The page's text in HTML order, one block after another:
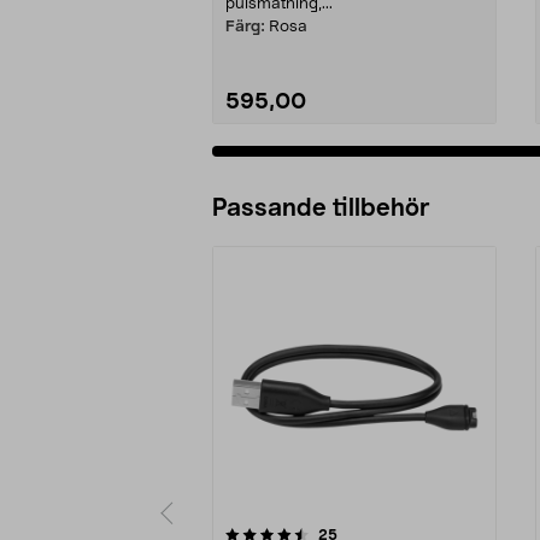
pulsmätning,...
Färg: Rosa
595,00
Passande tillbehör
25recensioner
4.5av 5 stjärnor